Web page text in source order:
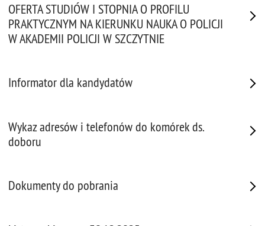
OFERTA STUDIÓW I STOPNIA O PROFILU
PRAKTYCZNYM NA KIERUNKU NAUKA O POLICJI
W AKADEMII POLICJI W SZCZYTNIE
Informator dla kandydatów
Wykaz adresów i telefonów do komórek ds.
doboru
Dokumenty do pobrania